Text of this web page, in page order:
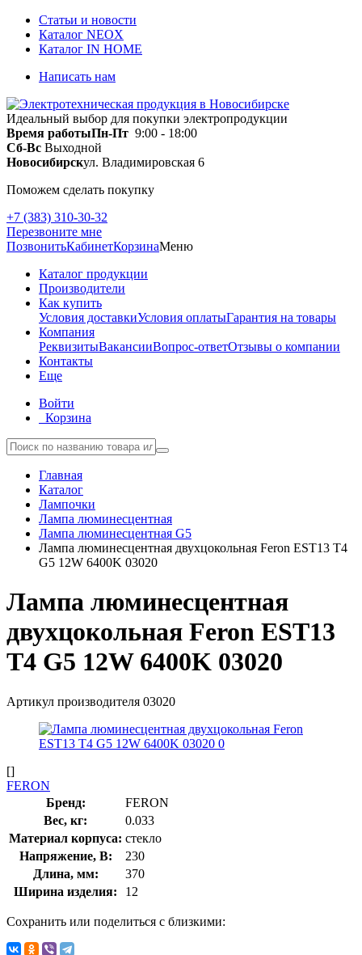
Статьи и новости
Каталог NEOX
Каталог IN HOME
Написать нам
Идеальный выбор для покупки электропродукции
Время работыПн-Пт 9:00 - 18:00
Сб-Вс Выходной
Новосибирскул. Владимировская 6
Поможем сделать покупку
+7 (383) 310-30-32
Перезвоните мне
ПозвонитьКабинетКорзинаМеню
Каталог продукции
Производители
Как купить
Условия доставкиУсловия оплатыГарантия на товары
Компания
РеквизитыВакансииВопрос-ответОтзывы о компании
Контакты
Еще
Войти
Корзина
Главная
Каталог
Лампочки
Лампа люминесцентная
Лампа люминесцентная G5
Лампа люминесцентная двухцокольная Feron EST13 T4
G5 12W 6400K 03020
Лампа люминесцентная
двухцокольная Feron EST13
T4 G5 12W 6400K 03020
Артикул производителя 03020
[]
FERON
Бренд:
FERON
Вес, кг:
0.033
Материал корпуса: стекло
Напряжение, В:
230
Длина, мм:
370
Ширина изделия:
12
Сохранить или поделиться с близкими: